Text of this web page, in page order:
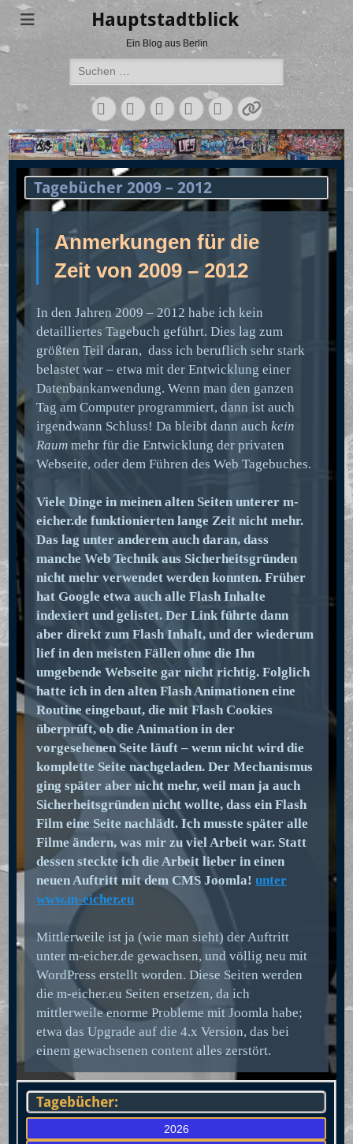
Hauptstadtblick
Ein Blog aus Berlin
Suchen
nach:
Facebook
TwitterLinkedIn
FlickrInstagram
Tagebücher 2009 – 2012
Anmerkungen für die
Zeit von 2009 – 2012
In den Jahren 2009 – 2012 habe ich kein
detailliertes Tagebuch geführt. Dies lag zum
größten Teil daran, dass ich beruflich sehr stark
belastet war – etwa mit der Entwicklung einer
Datenbankanwendung. Wenn man den ganzen
Tag am Computer programmiert, dann ist auch
irgendwann Schluss! Da bleibt dann auch kein
Raum mehr für die Entwicklung der privaten
Webseite, oder dem Führen des Web Tagebuches.
Viele Dinge in meinen alten Seiten unterer m-
eicher.de funktionierten lange Zeit nicht mehr.
Das lag unter anderem auch daran, dass
manche Web Technik aus Sicherheitsgründen
nicht mehr verwendet werden konnten. Früher
hat Google etwa auch alle Flash Inhalte
indexiert und gelistet. Der Link führte dann
aber direkt zum Flash Inhalt, und der wiederum
lief in den meisten Fällen ohne die Ihn
umgebende Webseite gar nicht richtig. Folglich
hatte ich in den alten Flash Animationen eine
Routine eingebaut, die mit Flash Cookies
überprüft, ob die Animation in der
vorgesehenen Seite läuft – wenn nicht wird die
komplette Seite nachgeladen. Der Mechanismus
ging später aber nicht mehr, weil man ja auch
Sicherheitsgründen nicht wollte, dass ein Flash
Film eine Seite nachlädt. Ich musste später alle
Filme ändern, was mir zu viel Arbeit war. Statt
dessen steckte ich die Arbeit lieber in einen
neuen Auftritt mit dem CMS Joomla!unter
www.m-eicher.eu
Mittlerweile ist ja (wie man sieht) der Auftritt
unter m-eicher.de gewachsen, und völlig neu mit
WordPress erstellt worden. Diese Seiten werden
die m-eicher.eu Seiten ersetzen, da ich
mittlerweile enorme Probleme mit Joomla habe;
etwa das Upgrade auf die 4.x Version, das bei
einem gewachsenen content alles zerstört.
Tagebücher:
2026